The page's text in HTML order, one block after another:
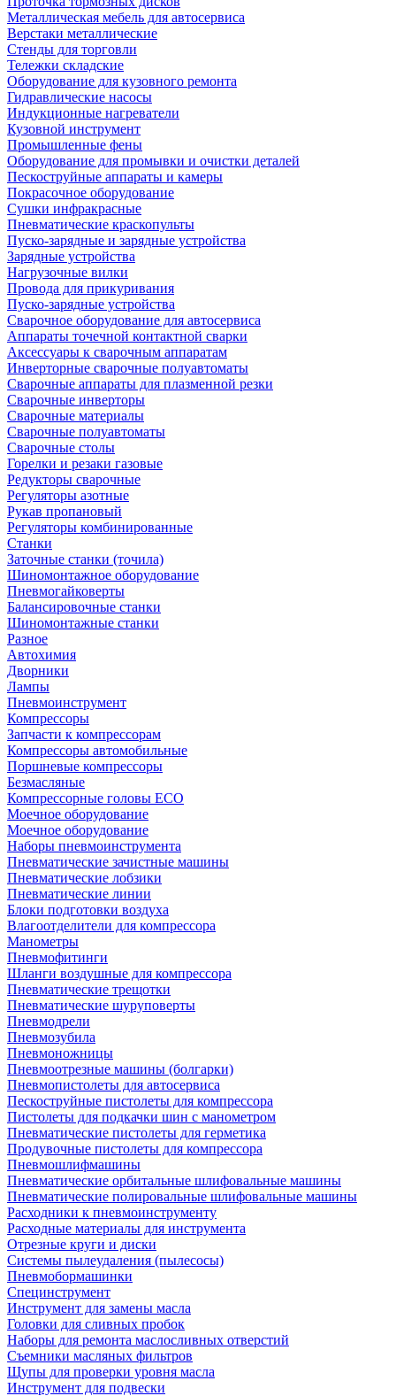
Металлическая мебель для автосервиса
Верстаки металлические
Стенды для торговли
Тележки складские
Оборудование для кузовного ремонта
Гидравлические насосы
Индукционные нагреватели
Кузовной инструмент
Промышленные фены
Оборудование для промывки и очистки деталей
Пескоструйные аппараты и камеры
Покрасочное оборудование
Сушки инфракрасные
Пневматические краскопульты
Пуско-зарядные и зарядные устройства
Зарядные устройства
Нагрузочные вилки
Провода для прикуривания
Пуско-зарядные устройства
Сварочное оборудование для автосервиса
Аппараты точечной контактной сварки
Аксессуары к сварочным аппаратам
Инверторные сварочные полуавтоматы
Сварочные аппараты для плазменной резки
Сварочные инверторы
Сварочные материалы
Сварочные полуавтоматы
Сварочные столы
Горелки и резаки газовые
Редукторы сварочные
Регуляторы азотные
Рукав пропановый
Регуляторы комбинированные
Станки
Заточные станки (точила)
Шиномонтажное оборудование
Пневмогайковерты
Балансировочные станки
Шиномонтажные станки
Разное
Автохимия
Дворники
Лампы
Пневмоинструмент
Компрессоры
Запчасти к компрессорам
Компрессоры автомобильные
Поршневые компрессоры
Безмасляные
Компрессорные головы ECO
Моечное оборудование
Моечное оборудование
Наборы пневмоинструмента
Пневматические зачистные машины
Пневматические лобзики
Пневматические линии
Блоки подготовки воздуха
Влагоотделители для компрессора
Манометры
Пневмофитинги
Шланги воздушные для компрессора
Пневматические трещотки
Пневматические шуруповерты
Пневмодрели
Пневмозубила
Пневмоножницы
Пневмоотрезные машины (болгарки)
Пневмопистолеты для автосервиса
Пескоструйные пистолеты для компрессора
Пистолеты для подкачки шин с манометром
Пневматические пистолеты для герметика
Продувочные пистолеты для компрессора
Пневмошлифмашины
Пневматические орбитальные шлифовальные машины
Пневматические полировальные шлифовальные машины
Расходники к пневмоинструменту
Расходные материалы для инструмента
Отрезные круги и диски
Системы пылеудаления (пылесосы)
Пневмобормашинки
Специнструмент
Инструмент для замены масла
Головки для сливных пробок
Наборы для ремонта маслосливных отверстий
Съемники масляных фильтров
Щупы для проверки уровня масла
Инструмент для подвески